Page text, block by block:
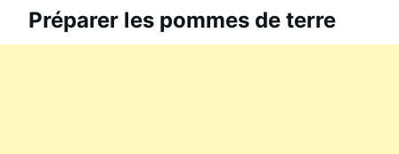
Préparer les pommes de terre